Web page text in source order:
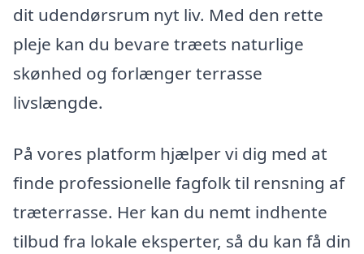
dit udendørsrum nyt liv. Med den rette
pleje kan du bevare træets naturlige
skønhed og forlænger terrasse
livslængde.
På vores platform hjælper vi dig med at
finde professionelle fagfolk til rensning af
træterrasse. Her kan du nemt indhente
tilbud fra lokale eksperter, så du kan få din